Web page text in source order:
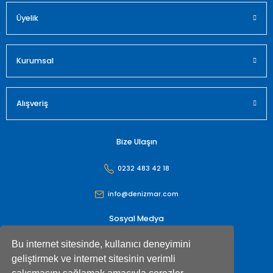
Bu internet sitesinde, kullanıcı deneyimini
geliştirmek ve internet sitesinin verimli
Üyelik
Kurumsal
Alışveriş
Bize Ulaşın
0232 483 42 18
info@denizmar.com
Sosyal Medya